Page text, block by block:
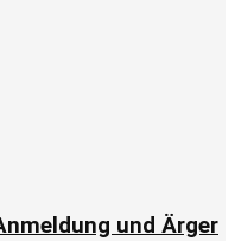
und Ärger